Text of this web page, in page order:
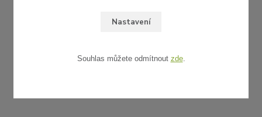
Nastavení
Souhlas můžete odmítnout zde.